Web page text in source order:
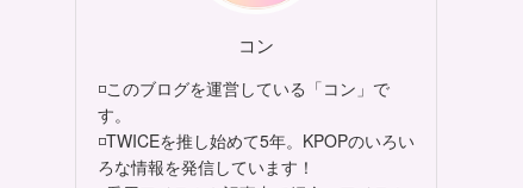
コン
◽このブログを運営している「コン」で
す。
◽TWICEを推し始めて5年。KPOPのいろい
ろな情報を発信しています！